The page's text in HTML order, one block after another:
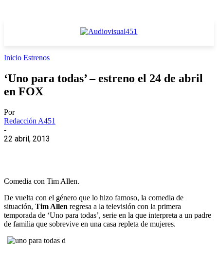
Inicio Estrenos
‘Uno para todas’ – estreno el 24 de abril
en FOX
Por
Redacción A451
-
22 abril, 2013
Comedia con Tim Allen.
De vuelta con el género que lo hizo famoso, la comedia de
situación, Tim Allen regresa a la televisión con la primera
temporada de ‘Uno para todas’, serie en la que interpreta a un padre
de familia que sobrevive en una casa repleta de mujeres.